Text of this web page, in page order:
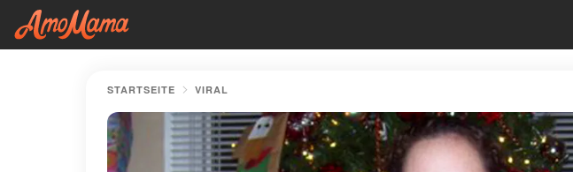
STARTSEITE VIRAL